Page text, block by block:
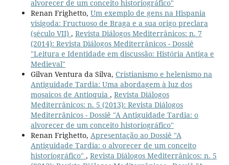
alvorecer de um conceito historiográfico"
Renan Frighetto, Um exemplo de gens na Hispania
visigoda: Fructuoso de Braga e a sua origo preclara
(século VII) , Revista Diálogos Mediterrânicos: n. 7
(2014): Revista Diálogos Mediterrânicos - Dossiê
"Leitura e Identidade em discussão: História Antiga e
Medieval"
Gilvan Ventura da Silva, Cristianismo e helenismo na
Antiguidade Tardia: Uma abordagem à luz dos
mosaicos de Antioquia , Revista Diálogos
Mediterrânicos: n. 5 (2013): Revista Diálogos
Mediterrânicos - Dossiê "A Antiguidade Tardia: o
alvorecer de um conceito historiográfico"
Renan Frighetto, Apresentação ao Dossiê "A
Antiguidade Tardia: o alvorecer de um conceito
historiográfico" , Revista Diálogos Mediterrânicos: n. 5